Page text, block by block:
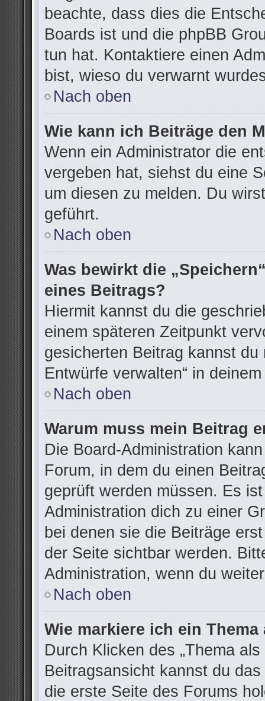
beachte, dass dies die
Boards ist und die phpBB
tun hat. Kontaktiere einen
bist, wieso du verwarnt
Nach oben
Wie kann ich Beiträge den
Wenn ein Administrator die
vergeben hat, siehst du eine
um diesen zu melden. Du
geführt.
Nach oben
Was bewirkt die
eines Beitrags?
Hiermit kannst du die
einem späteren Zeitpunkt
gesicherten Beitrag kannst
Entwürfe verwalten“ in
Nach oben
Warum muss mein Beitrag
Die Board-Administration
Forum, in dem du einen
geprüft werden müssen. Es
Administration dich zu einer
bei denen sie die Beiträge
der Seite sichtbar werden.
Administration, wenn du
Nach oben
Wie markiere ich ein Thema
Durch Klicken des „Thema
Beitragsansicht kannst du
die erste Seite des Forums